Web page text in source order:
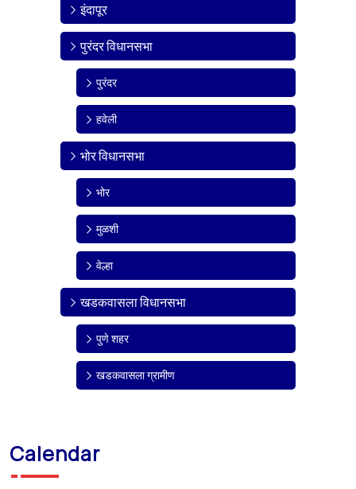
इंदापूर
पुरंदर विधानसभा
पुरंदर
हवेली
भोर विधानसभा
भोर
मुळशी
वेल्हा
खडकवासला विधानसभा
पुणे शहर
खडकवासला ग्रामीण
Calendar